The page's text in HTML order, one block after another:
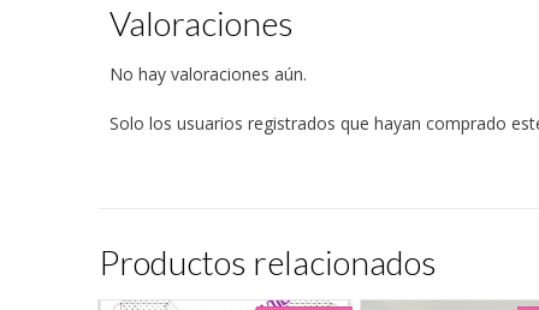
Valoraciones
No hay valoraciones aún.
Solo los usuarios registrados que hayan comprado
Productos relacionados